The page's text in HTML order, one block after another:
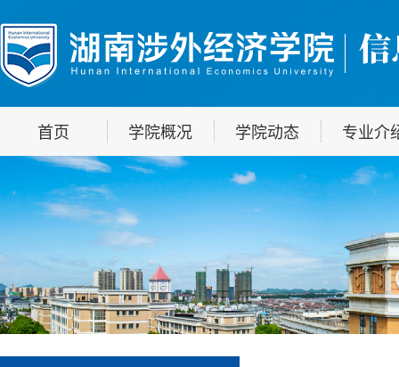
首页 学院概况 学院动态 专业介